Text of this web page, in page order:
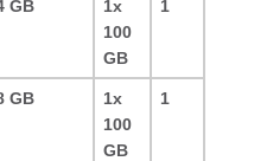
GB
1x
100
GB
1
GB
1x
100
GB
1